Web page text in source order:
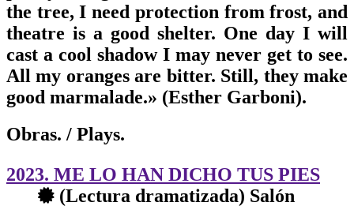
the tree, I need protection from frost, and
theatre is a good shelter. One day I will
cast a cool shadow I may never get to see.
All my oranges are bitter. Still, they make
good marmalade.» (Esther Garboni).
Obras. / Plays.
2023. ME LO HAN DICHO TUS PIES
(Lectura dramatizada) Salón